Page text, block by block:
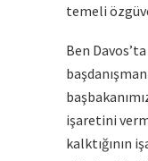
temeli
Ben
işaretini
kalktığının